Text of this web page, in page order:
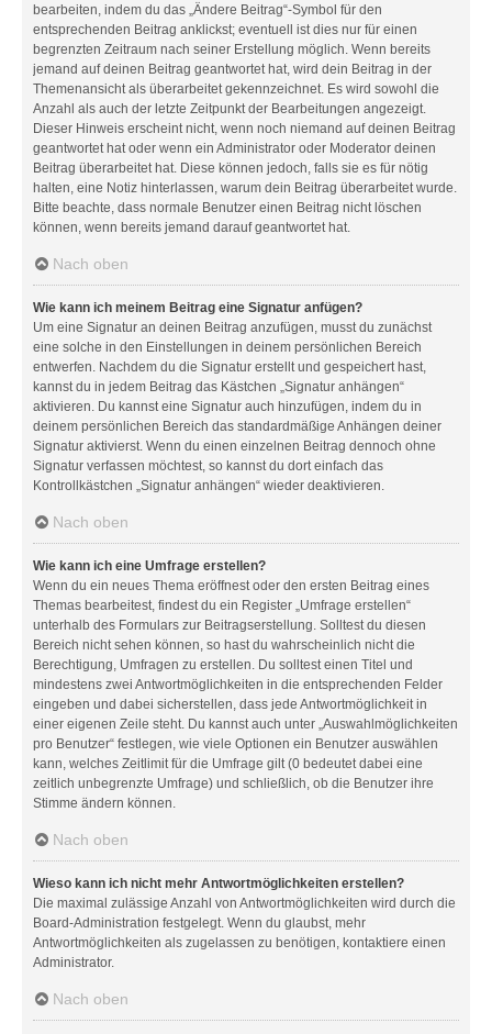
bearbeiten, indem du das „Ändere Beitrag“-Symbol für den
entsprechenden Beitrag anklickst; eventuell ist dies nur für einen
begrenzten Zeitraum nach seiner Erstellung möglich. Wenn bereits
jemand auf deinen Beitrag geantwortet hat, wird dein Beitrag in der
Themenansicht als überarbeitet gekennzeichnet. Es wird sowohl die
Anzahl als auch der letzte Zeitpunkt der Bearbeitungen angezeigt.
Dieser Hinweis erscheint nicht, wenn noch niemand auf deinen Beitrag
geantwortet hat oder wenn ein Administrator oder Moderator deinen
Beitrag überarbeitet hat. Diese können jedoch, falls sie es für nötig
halten, eine Notiz hinterlassen, warum dein Beitrag überarbeitet wurde.
Bitte beachte, dass normale Benutzer einen Beitrag nicht löschen
können, wenn bereits jemand darauf geantwortet hat.
Nach oben
Wie kann ich meinem Beitrag eine Signatur anfügen?
Um eine Signatur an deinen Beitrag anzufügen, musst du zunächst
eine solche in den Einstellungen in deinem persönlichen Bereich
entwerfen. Nachdem du die Signatur erstellt und gespeichert hast,
kannst du in jedem Beitrag das Kästchen „Signatur anhängen“
aktivieren. Du kannst eine Signatur auch hinzufügen, indem du in
deinem persönlichen Bereich das standardmäßige Anhängen deiner
Signatur aktivierst. Wenn du einen einzelnen Beitrag dennoch ohne
Signatur verfassen möchtest, so kannst du dort einfach das
Kontrollkästchen „Signatur anhängen“ wieder deaktivieren.
Nach oben
Wie kann ich eine Umfrage erstellen?
Wenn du ein neues Thema eröffnest oder den ersten Beitrag eines
Themas bearbeitest, findest du ein Register „Umfrage erstellen“
unterhalb des Formulars zur Beitragserstellung. Solltest du diesen
Bereich nicht sehen können, so hast du wahrscheinlich nicht die
Berechtigung, Umfragen zu erstellen. Du solltest einen Titel und
mindestens zwei Antwortmöglichkeiten in die entsprechenden Felder
eingeben und dabei sicherstellen, dass jede Antwortmöglichkeit in
einer eigenen Zeile steht. Du kannst auch unter „Auswahlmöglichkeiten
pro Benutzer“ festlegen, wie viele Optionen ein Benutzer auswählen
kann, welches Zeitlimit für die Umfrage gilt (0 bedeutet dabei eine
zeitlich unbegrenzte Umfrage) und schließlich, ob die Benutzer ihre
Stimme ändern können.
Nach oben
Wieso kann ich nicht mehr Antwortmöglichkeiten erstellen?
Die maximal zulässige Anzahl von Antwortmöglichkeiten wird durch die
Board-Administration festgelegt. Wenn du glaubst, mehr
Antwortmöglichkeiten als zugelassen zu benötigen, kontaktiere einen
Administrator.
Nach oben